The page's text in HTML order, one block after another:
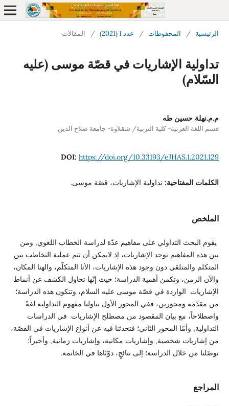
/ عدد 1 (2021) / المقالات
الإشاریات في قصّة موسی (علیه
طە
كلية التربية/ شقلاوة- جامعة صلاح الدين
DOI:https://doi.org/10.33193/
تداولیة الإشاریات، قصّة موسی.
على مفاهيم عدّة لدراسة الخطاب اللغوي, ومن
توجد الإشاريات، إذ لايمكن أن تتم عملية التخاطب بين
دون وجود هذه الإشاريات، الأنا المتكلّم، والهنا المكان،
وتكمن أهمية الدراسة؛ حيث إنّها تحاول الكشف عن أنماط
في قصّة موسى عليه السلام، وتتكون هذه الدراسة؛
ففي المحور الأول تناولنا مفهوم التداولية لغةً
بيان المقصود من مصطلح الإشاريات في الدراسات
المحور الثاني؛ فتحدثنا فيه عن أنواع الإشاريات في القصّة،
وإشاريات مكانية، وإشاريات زمانية, وأخيراً؛
الدراسة؛ إلى نتائجٍ، دوّنّاها في الخاتمة.